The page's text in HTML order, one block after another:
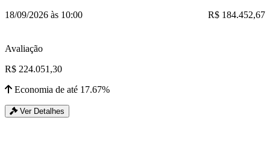
18/09/2026 às 10:00
R$ 184.452,67
Avaliação
R$ 224.051,30
Economia de até 17.67%
Ver Detalhes